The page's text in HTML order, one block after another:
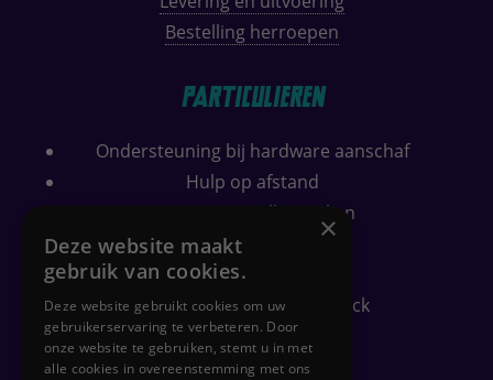
Bestelling herroepen
Particulieren
Ondersteuning bij hardware aanschaf
Hulp op afstand
Computer sneller maken
Wifi bereik verbeteren
Security check
Gratis PC-gezondheidscheck
×
Deze website maakt
gebruik van cookies.
Deze website gebruikt cookies om uw
gebruikerservaring te verbeteren. Door
onze website te gebruiken, stemt u in met
alle cookies in overeenstemming met ons